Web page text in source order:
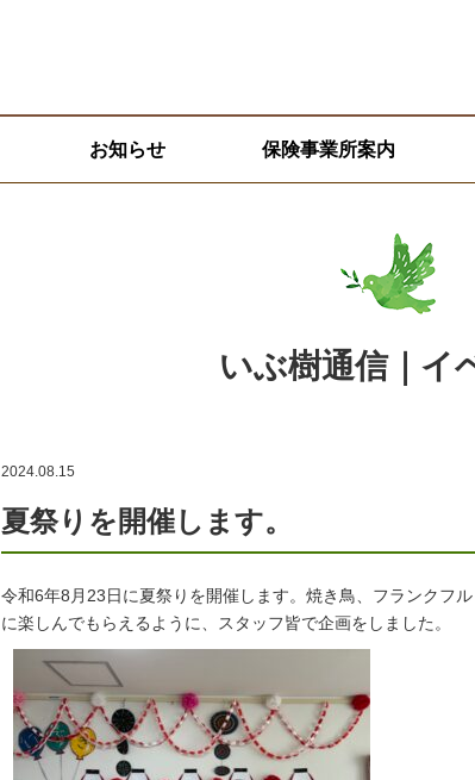
お知らせ 保険事業所案内
いぶ樹通信｜イ
2024.08.15
夏祭りを開催します。
令和6年8月23日に夏祭りを開催します。焼き鳥、フランクフ
に楽しんでもらえるように、スタッフ皆で企画をしました。